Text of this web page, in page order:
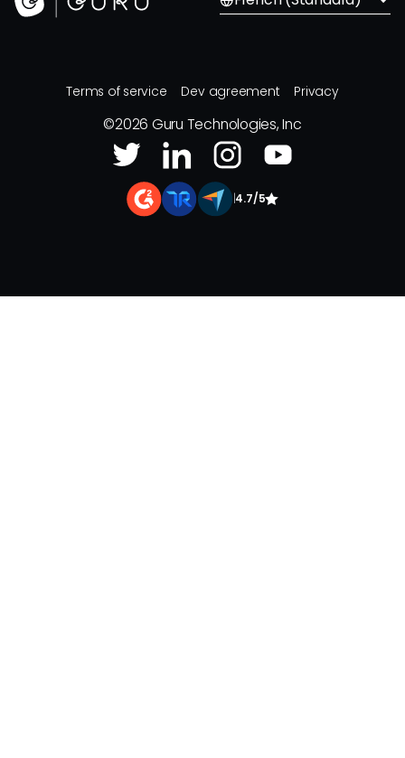
Terms of service Dev agreement Privacy
©2026 Guru Technologies, Inc
4.7/5